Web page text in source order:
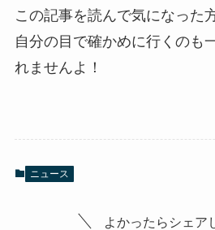
この記事を読んで気になった
自分の目で確かめに行くのも
れませんよ！
ニュース
よかったらシェア